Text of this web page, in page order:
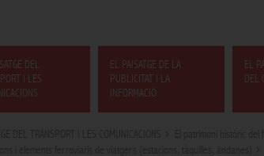
DEL
I LES
EL PAISATGE DE LA
PUBLICITAT I LA
INFORMACIÓ
EL
DEL